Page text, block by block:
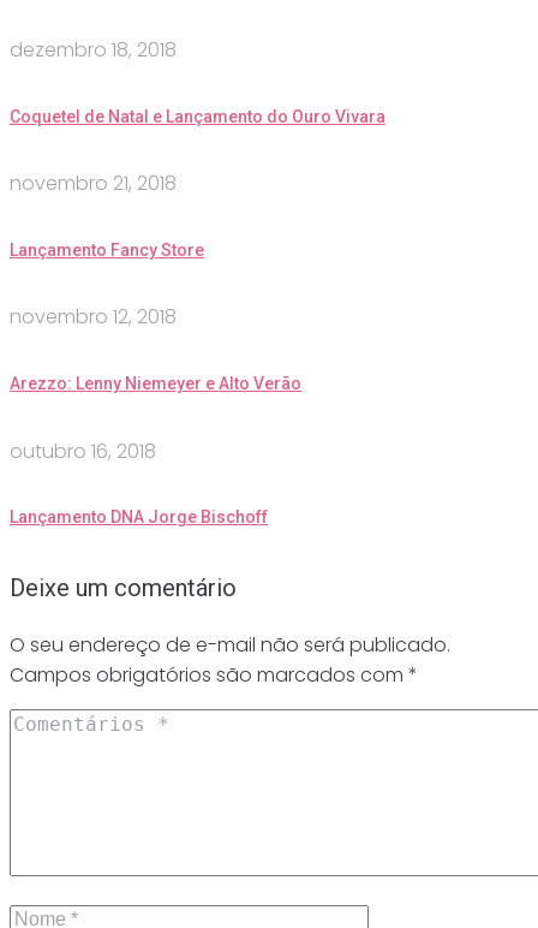
dezembro 18, 2018
Coquetel de Natal e Lançamento do Ouro Vivara
novembro 21, 2018
Lançamento Fancy Store
novembro 12, 2018
Arezzo: Lenny Niemeyer e Alto Verão
outubro 16, 2018
Lançamento DNA Jorge Bischoff
Deixe um comentário
O seu endereço de e-mail não será publicado.
Campos obrigatórios são marcados com *